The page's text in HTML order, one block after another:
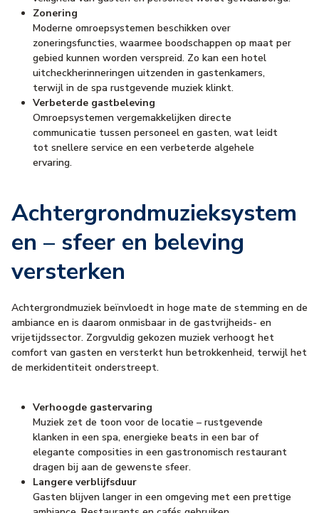
Zonering
Moderne omroepsystemen beschikken over
zoneringsfuncties, waarmee boodschappen op maat per
gebied kunnen worden verspreid. Zo kan een hotel
uitcheckherinneringen uitzenden in gastenkamers,
terwijl in de spa rustgevende muziek klinkt.
Verbeterde gastbeleving
Omroepsystemen vergemakkelijken directe
communicatie tussen personeel en gasten, wat leidt
tot snellere service en een verbeterde algehele
ervaring.
Achtergrondmuzieksystem
en – sfeer en beleving
versterken
Achtergrondmuziek beïnvloedt in hoge mate de stemming en de
ambiance en is daarom onmisbaar in de gastvrijheids- en
vrijetijdssector. Zorgvuldig gekozen muziek verhoogt het
comfort van gasten en versterkt hun betrokkenheid, terwijl het
de merkidentiteit onderstreept.
Verhoogde gastervaring
Muziek zet de toon voor de locatie – rustgevende
klanken in een spa, energieke beats in een bar of
elegante composities in een gastronomisch restaurant
dragen bij aan de gewenste sfeer.
Langere verblijfsduur
Gasten blijven langer in een omgeving met een prettige